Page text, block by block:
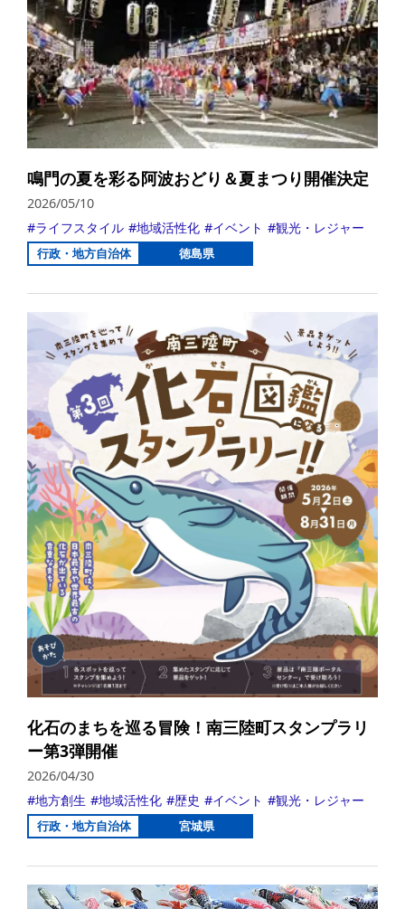
鳴門の夏を彩る阿波おどり＆夏まつり開催決定
2026/05/10
ライフスタイル
地域活性化 イベント 観光・レジャー
行政・地方自治体 徳島県
化石のまちを巡る冒険！南三陸町スタンプラリ
ー第3弾開催
2026/04/30
地方創生
地域活性化 歴史 イベント 観光・レジャー
行政・地方自治体 宮城県